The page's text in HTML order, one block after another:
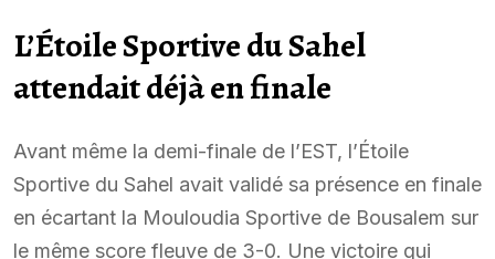
L’Étoile Sportive du Sahel
attendait déjà en finale
Avant même la demi-finale de l’EST, l’Étoile
Sportive du Sahel avait validé sa présence en finale
en écartant la Mouloudia Sportive de Bousalem sur
le même score fleuve de 3-0. Une victoire qui